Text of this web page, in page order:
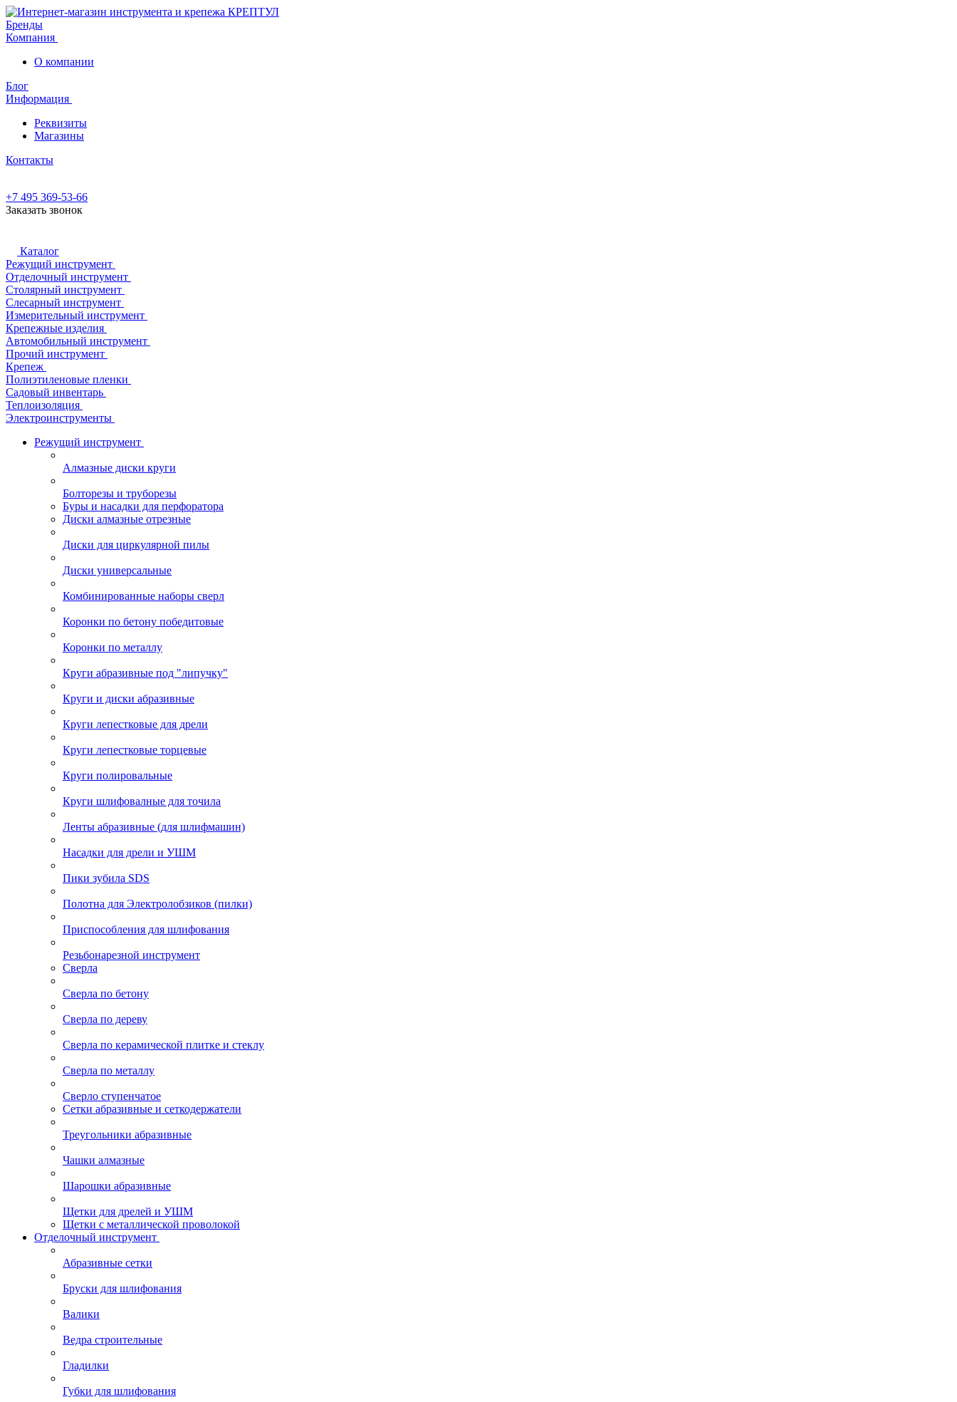
Бренды
Компания
О компании
Блог
Информация
Реквизиты
Магазины
Контакты
+7 495 369-53-66
Заказать звонок
Каталог
Режущий инструмент
Отделочный инструмент
Столярный инструмент
Слесарный инструмент
Измерительный инструмент
Крепежные изделия
Автомобильный инструмент
Прочий инструмент
Крепеж
Полиэтиленовые пленки
Садовый инвентарь
Теплоизоляция
Электроинструменты
Режущий инструмент
Алмазные диски круги
Болторезы и труборезы
Буры и насадки для перфоратора
Диски алмазные отрезные
Диски для циркулярной пилы
Диски универсальные
Комбинированные наборы сверл
Коронки по бетону победитовые
Коронки по металлу
Круги абразивные под "липучку"
Круги и диски абразивные
Круги лепестковые для дрели
Круги лепестковые торцевые
Круги полировальные
Круги шлифовалные для точила
Ленты абразивные (для шлифмашин)
Насадки для дрели и УШМ
Пики зубила SDS
Полотна для Электролобзиков (пилки)
Приспособления для шлифования
Резьбонарезной инструмент
Сверла
Сверла по бетону
Сверла по дереву
Сверла по керамической плитке и стеклу
Сверла по металлу
Сверло ступенчатое
Сетки абразивные и сеткодержатели
Треугольники абразивные
Чашки алмазные
Шарошки абразивные
Щетки для дрелей и УШМ
Щетки с металлической проволокой
Отделочный инструмент
Абразивные сетки
Бруски для шлифования
Валики
Ведра строительные
Гладилки
Губки для шлифования